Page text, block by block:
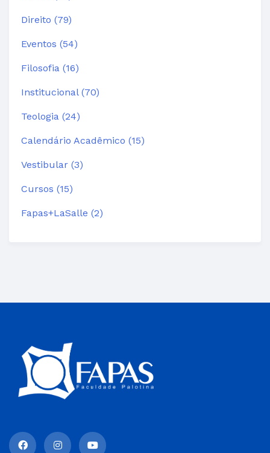
Direito (79)
Eventos (54)
Filosofia (16)
Institucional (70)
Teologia (24)
Calendário Acadêmico (15)
Vestibular (3)
Cursos (15)
Fapas+LaSalle (2)